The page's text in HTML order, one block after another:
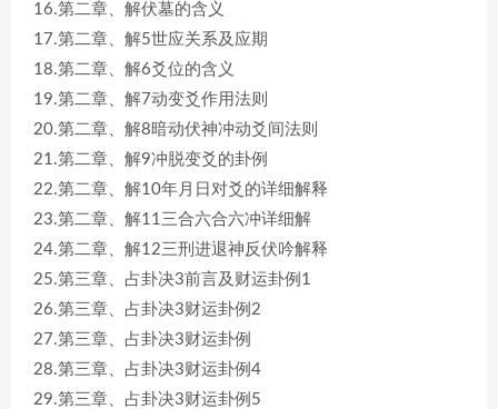
16.第二章、解伏墓的含义
17.第二章、解5世应关系及应期
18.第二章、解6爻位的含义
19.第二章、解7动变爻作用法则
20.第二章、解8暗动伏神冲动爻间法则
21.第二章、解9冲脱变爻的卦例
22.第二章、解10年月日对爻的详细解释
23.第二章、解11三合六合六冲详细解
24.第二章、解12三刑进退神反伏吟解释
25.第三章、占卦决3前言及财运卦例1
26.第三章、占卦决3财运卦例2
27.第三章、占卦决3财运卦例
28.第三章、占卦决3财运卦例4
29.第三章、占卦决3财运卦例5